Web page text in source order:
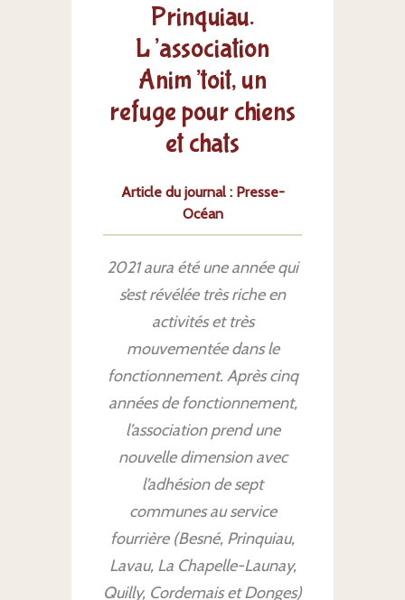
Prinquiau.
L’association
Anim’toit, un
refuge pour chiens
et chats
Article du journal : Presse-
Océan
2021 aura été une année qui
s’est révélée très riche en
activités et très
mouvementée dans le
fonctionnement. Après cinq
années de fonctionnement,
l’association prend une
nouvelle dimension avec
l’adhésion de sept
communes au service
fourrière (Besné, Prinquiau,
Lavau, La Chapelle-Launay,
Quilly, Cordemais et Donges)